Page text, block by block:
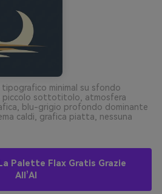
minimal su sfondo
piccolo sottotitolo, atmosfera
blu-grigio profondo dominante
caldi, grafica piatta, nessuna
Palette Flax Gratis Grazie
All’AI